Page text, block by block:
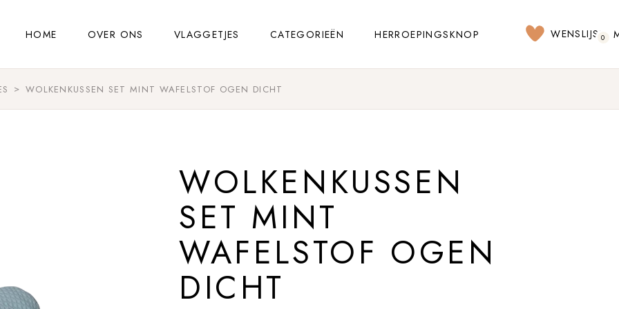
HOME OVER ONS VLAGGETJES CATEGORIEËN HERROEPINGSKNOP WENSLIJST
0
WOLKENKUSSEN SET MINT WAFELSTOF OGEN DICHT
WOLKENKUSSEN
SET MINT
WAFELSTOF OGEN
DICHT